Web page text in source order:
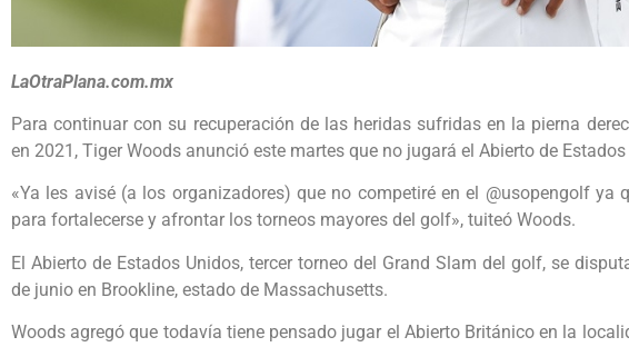
LaOtraPlana.com.mx
Para continuar con su recuperación de las heridas sufridas en la pierna
en 2021, Tiger Woods anunció este martes que no jugará el Abierto de
«Ya les avisé (a los organizadores) que no competiré en el @usopengolf ya
para fortalecerse y afrontar los torneos mayores del golf», tuiteó Woods.
El Abierto de Estados Unidos, tercer torneo del Grand Slam del golf, se
de junio en Brookline, estado de Massachusetts.
Woods agregó que todavía tiene pensado jugar el Abierto Británico en la